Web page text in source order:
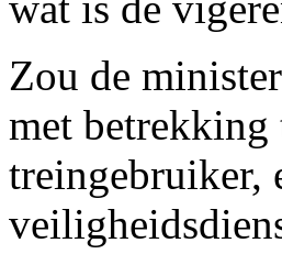
Zou de
met betrekking
treingebruiker,